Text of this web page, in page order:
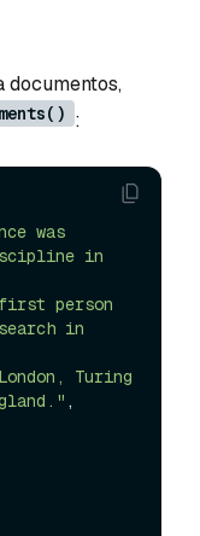
documentos,
:
was
in
person
in
Turing
,